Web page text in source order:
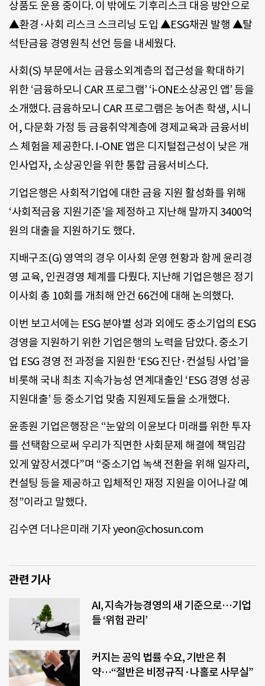
상품도 운용 중이다. 이 밖에도 기후리스크 대응 방안으로
▲환경·사회 리스크 스크리닝 도입 ▲ESG채권 발행 ▲탈
석탄금융 경영원칙 선언 등을 내세웠다.
사회(S) 부문에서는 금융소외계층의 접근성을 확대하기
위한 ‘금융하모니 CAR 프로그램’ ‘i-ONE소상공인 앱’ 등을
소개했다. 금융하모니 CAR 프로그램은 농어촌 학생, 시니
어, 다문화 가정 등 금융취약계층에 경제교육과 금융서비
스 체험을 제공한다. I-ONE 앱은 디지털접근성이 낮은 개
인사업자, 소상공인을 위한 통합 금융서비스다.
기업은행은 사회적기업에 대한 금융 지원 활성화를 위해
‘사회적금융 지원기준’을 제정하고 지난해 말까지 3400억
원의 대출을 지원하기도 했다.
지배구조(G) 영역의 경우 이사회 운영 현황과 함께 윤리경
영 교육, 인권경영 체계를 다뤘다. 지난해 기업은행은 정기
이사회 총 10회를 개최해 안건 66건에 대해 논의했다.
이번 보고서에는 ESG 분야별 성과 외에도 중소기업의 ESG
경영을 지원하기 위한 기업은행의 노력을 담았다. 중소기
업 ESG 경영 전 과정을 지원한 ‘ESG 진단·컨설팅 사업’을
비롯해 국내 최초 지속가능성 연계대출인 ‘ESG 경영 성공
지원대출’ 등 중소기업 맞춤 지원제도들을 소개했다.
윤종원 기업은행장은 “눈앞의 이윤보다 미래를 위한 투자
를 선택함으로써 우리가 직면한 사회문제 해결에 책임감
있게 앞장서겠다”며 “중소기업 녹색 전환을 위해 일자리,
컨설팅 등을 제공하고 입체적인 재정 지원을 이어나갈 예
정”이라고 말했다.
김수연 더나은미래 기자 yeon@chosun.com
관련 기사
AI, 지속가능경영의 새 기준으로…기업
들 ‘위험 관리’
커지는 공익 법률 수요, 기반은 취
약…“절반은 비정규직·나홀로 사무실”